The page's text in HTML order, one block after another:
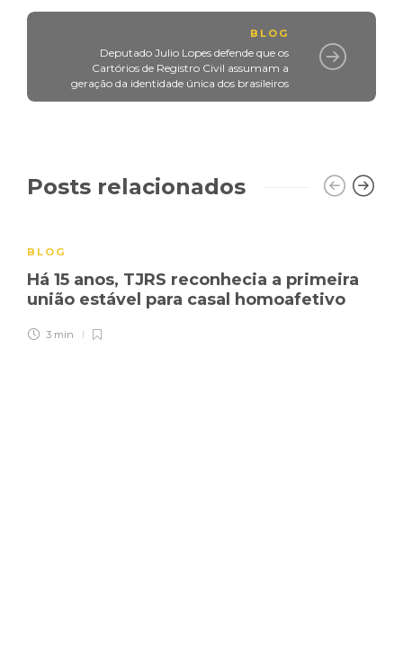
BLOG
Deputado Julio Lopes defende que os
Cartórios de Registro Civil assumam a
geração da identidade única dos brasileiros
Posts relacionados
BLOG
Há 15 anos, TJRS reconhecia a primeira
união estável para casal homoafetivo
3 min